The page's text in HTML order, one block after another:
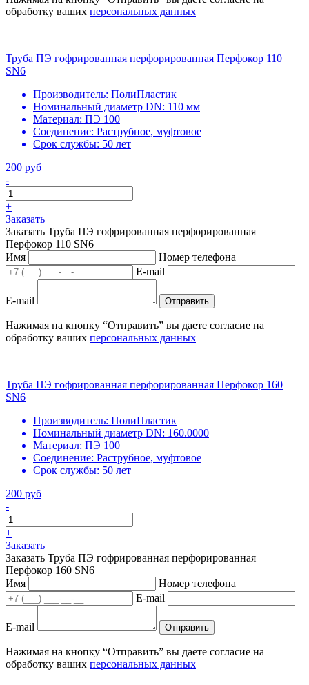
обработку ваших персональных данных
Труба ПЭ гофрированная перфорированная Перфокор 110
SN6
Производитель: ПолиПластик
Номинальный диаметр DN: 110 мм
Материал: ПЭ 100
Соединение: Раструбное, муфтовое
Срок службы: 50 лет
200 руб
-
+
Заказать
Заказать Труба ПЭ гофрированная перфорированная
Перфокор 110 SN6
Имя
Номер телефона
E-mail
E-mail Отправить
Нажимая на кнопку “Отправить” вы даете согласие на
обработку ваших персональных данных
Труба ПЭ гофрированная перфорированная Перфокор 160
SN6
Производитель: ПолиПластик
Номинальный диаметр DN: 160.0000
Материал: ПЭ 100
Соединение: Раструбное, муфтовое
Срок службы: 50 лет
200 руб
-
+
Заказать
Заказать Труба ПЭ гофрированная перфорированная
Перфокор 160 SN6
Имя
Номер телефона
E-mail
E-mail Отправить
Нажимая на кнопку “Отправить” вы даете согласие на
обработку ваших персональных данных